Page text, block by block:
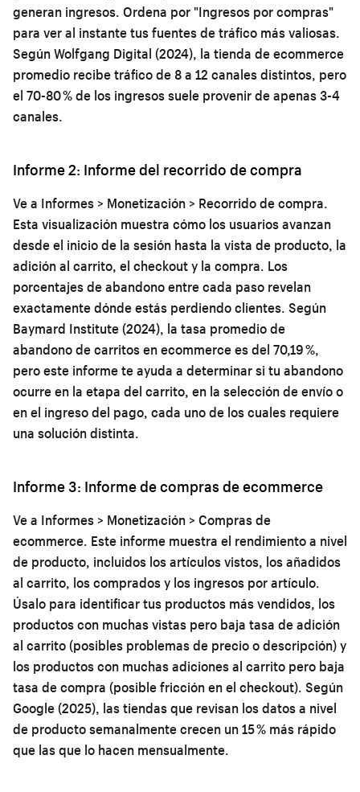
generan ingresos. Ordena por "Ingresos por compras"
para ver al instante tus fuentes de tráfico más valiosas.
Según Wolfgang Digital (2024), la tienda de ecommerce
promedio recibe tráfico de 8 a 12 canales distintos, pero
el 70-80 % de los ingresos suele provenir de apenas 3-4
canales.
Informe 2: Informe del recorrido de compra
Ve a Informes > Monetización > Recorrido de compra.
Esta visualización muestra cómo los usuarios avanzan
desde el inicio de la sesión hasta la vista de producto, la
adición al carrito, el checkout y la compra. Los
porcentajes de abandono entre cada paso revelan
exactamente dónde estás perdiendo clientes. Según
Baymard Institute (2024), la tasa promedio de
abandono de carritos en ecommerce es del 70,19 %,
pero este informe te ayuda a determinar si tu abandono
ocurre en la etapa del carrito, en la selección de envío o
en el ingreso del pago, cada uno de los cuales requiere
una solución distinta.
Informe 3: Informe de compras de ecommerce
Ve a Informes > Monetización > Compras de
ecommerce. Este informe muestra el rendimiento a nivel
de producto, incluidos los artículos vistos, los añadidos
al carrito, los comprados y los ingresos por artículo.
Úsalo para identificar tus productos más vendidos, los
productos con muchas vistas pero baja tasa de adición
al carrito (posibles problemas de precio o descripción) y
los productos con muchas adiciones al carrito pero baja
tasa de compra (posible fricción en el checkout). Según
Google (2025), las tiendas que revisan los datos a nivel
de producto semanalmente crecen un 15 % más rápido
que las que lo hacen mensualmente.